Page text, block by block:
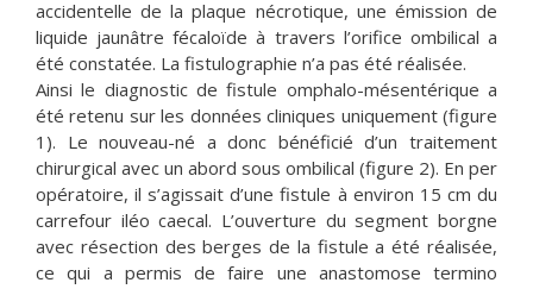
accidentelle de la plaque nécrotique, une émission de
liquide jaunâtre fécaloïde à travers l’orifice ombilical a
été constatée. La fistulographie n’a pas été réalisée.
Ainsi le diagnostic de fistule omphalo-mésentérique a
été retenu sur les données cliniques uniquement (figure
1). Le nouveau-né a donc bénéficié d’un traitement
chirurgical avec un abord sous ombilical (figure 2). En per
opératoire, il s’agissait d’une fistule à environ 15 cm du
carrefour iléo caecal. L’ouverture du segment borgne
avec résection des berges de la fistule a été réalisée,
ce qui a permis de faire une anastomose termino